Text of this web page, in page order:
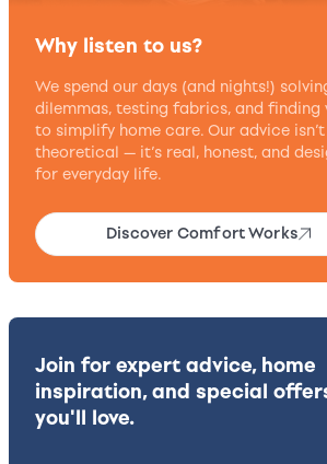
Why listen to us?
We spend our days (and nights!)
dilemmas, testing fabrics, and finding
to simplify home care. Our advice
theoretical — it’s real, honest, and
for everyday life.
Discover Comfort Works
Join for expert advice, home
inspiration, and special
you'll love.